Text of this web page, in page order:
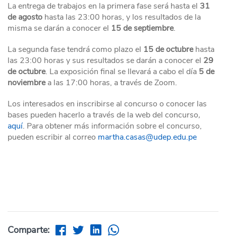
La entrega de trabajos en la primera fase será hasta el 31
de agosto hasta las 23:00 horas, y los resultados de la
misma se darán a conocer el 15 de septiembre.
La segunda fase tendrá como plazo el 15 de octubrehasta
las 23:00 horas y sus resultados se darán a conocer el 29
de octubre. La exposición final se llevará a cabo el día 5 de
noviembrea las 17:00 horas, a través de Zoom.
Los interesados en inscribirse al concurso o conocer las
bases pueden hacerlo a través de la web del concurso,
aquí. Para obtener más información sobre el concurso,
pueden escribir al correo martha.casas@udep.edu.pe
Comparte: